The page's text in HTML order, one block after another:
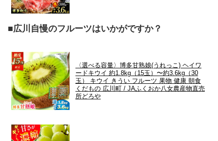
■広川自慢のフルーツはいかがですか？
〈選べる容量〉博多甘熟娘(うれっこ) ヘイワ
ードキウイ 約1.8kg（15玉）〜約3.6kg（30
玉） キウイ きうい フルーツ 果物 健康 朝食
くだもの 広川町 / JAふくおか八女農産物直売
所どろや